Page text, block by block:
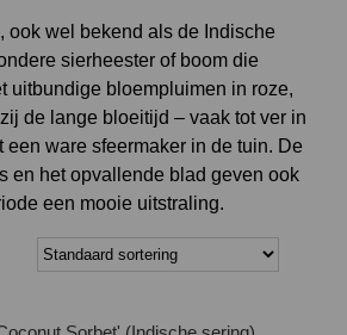
ook wel bekend als de Indische
sierheester of boom die
uitbundige bloempluimen in roze,
de lange bloeitijd – vaak tot ver in
een ware sfeermaker in de tuin. De
en het opvallende blad geven ook
een mooie uitstraling.